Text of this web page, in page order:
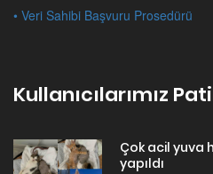
• Veri Sahibi Başvuru Prosedürü
Kullanıcılarımız
Çok acil yuva
yapıldı